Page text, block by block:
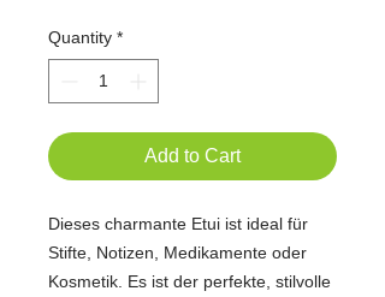
Quantity *
Add to Cart
Dieses charmante Etui ist ideal für
Stifte, Notizen, Medikamente oder
Kosmetik. Es ist der perfekte, stilvolle